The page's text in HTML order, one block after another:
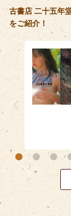
古書店 二十五年
をご紹介！